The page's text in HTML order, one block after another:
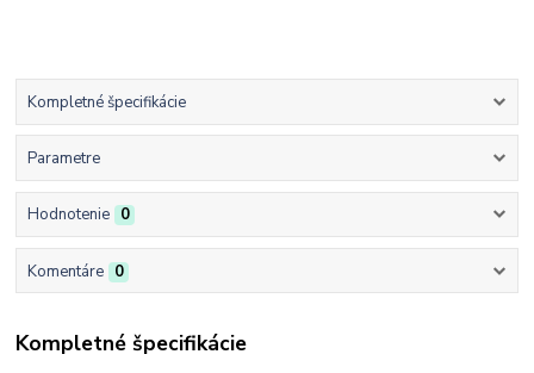
Kompletné špecifikácie
Parametre
Hodnotenie 0
Komentáre 0
Kompletné špecifikácie